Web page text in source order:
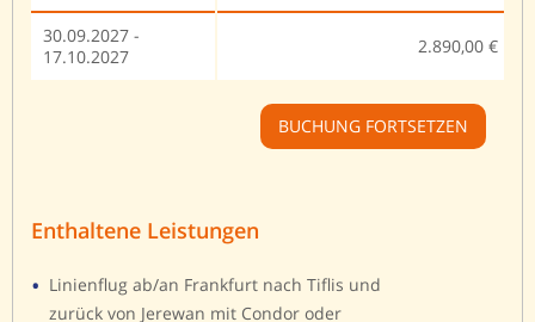
30.09.2027 -
17.10.2027
2.890,00 €
BUCHUNG FORTSETZEN
Enthaltene Leistungen
Linienflug ab/an Frankfurt nach Tiflis und
zurück von Jerewan mit Condor oder